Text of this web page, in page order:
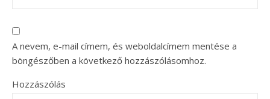
A nevem, e-mail címem, és weboldalcímem mentése a
böngészőben a következő hozzászólásomhoz.
Hozzászólás